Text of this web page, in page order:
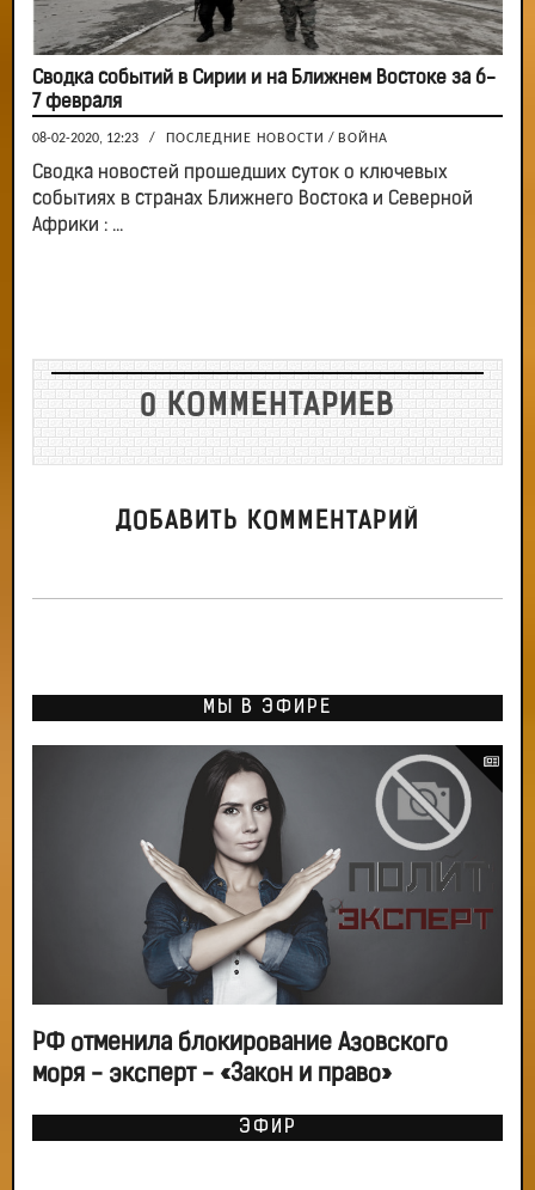
Сводка событий в Сирии и на Ближнем Востоке за 6-
7 февраля
08-02-2020, 12:23 / ПОСЛЕДНИЕ НОВОСТИ / ВОЙНА
Сводка новостей прошедших суток о ключевых
событиях в странах Ближнего Востока и Северной
Африки : ...
0 КОММЕНТАРИЕВ
ДОБАВИТЬ КОММЕНТАРИЙ
МЫ В ЭФИРЕ
РФ отменила блокирование Азовского
моря - эксперт - «Закон и право»
ЭФИР